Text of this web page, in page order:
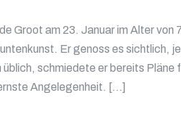
Groot am 23. Januar im Alter von
Er genoss es sichtlich,
schmiedete er bereits Pläne
Angelegenheit. […]